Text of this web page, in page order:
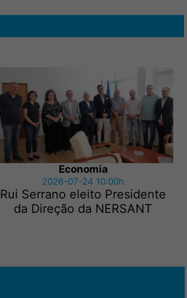
Economia
2026-07-24 10:00h
Rui Serrano eleito Presidente
da Direção da NERSANT